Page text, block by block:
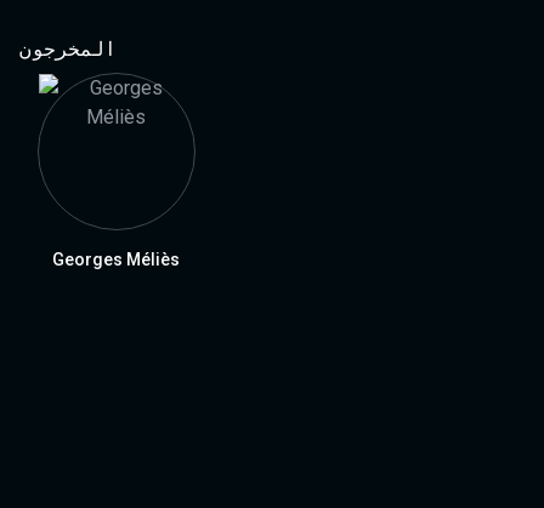
المخرجون
Georges Méliès